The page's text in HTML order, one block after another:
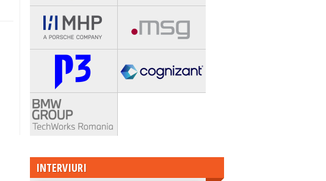
INTERVIURI